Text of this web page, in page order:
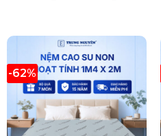
-62%